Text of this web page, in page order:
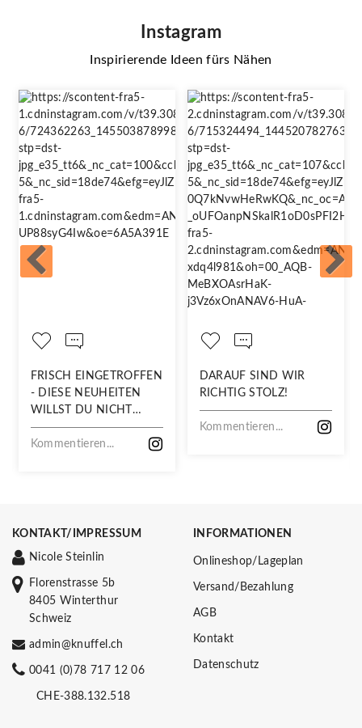
Instagram
Inspirierende Ideen fürs Nähen
FRISCH EINGETROFFEN
- DIESE NEUHEITEN
WILLST DU NICHT
VERPASSEN!
Kommentieren...
DARAUF SIND WIR
RICHTIG STOLZ!
Kommentieren...
KONTAKT/IMPRESSUM
Nicole Steinlin
Florenstrasse 5b
8405 Winterthur
Schweiz
admin@knuffel.ch
0041 (0)78 717 12 06
CHE-388.132.518
INFORMATIONEN
Onlineshop/Lageplan
Versand/Bezahlung
AGB
Kontakt
Datenschutz